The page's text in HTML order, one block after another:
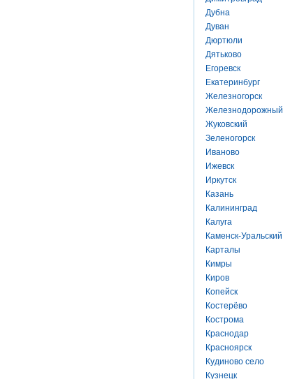
Дубна
Дуван
Дюртюли
Дятьково
Егоревск
Екатеринбург
Железногорск
Железнодорожный
Жуковский
Зеленогорск
Иваново
Ижевск
Иркутск
Казань
Калининград
Калуга
Каменск-Уральский
Карталы
Кимры
Киров
Копейск
Костерёво
Кострома
Краснодар
Красноярск
Кудиново село
Кузнецк